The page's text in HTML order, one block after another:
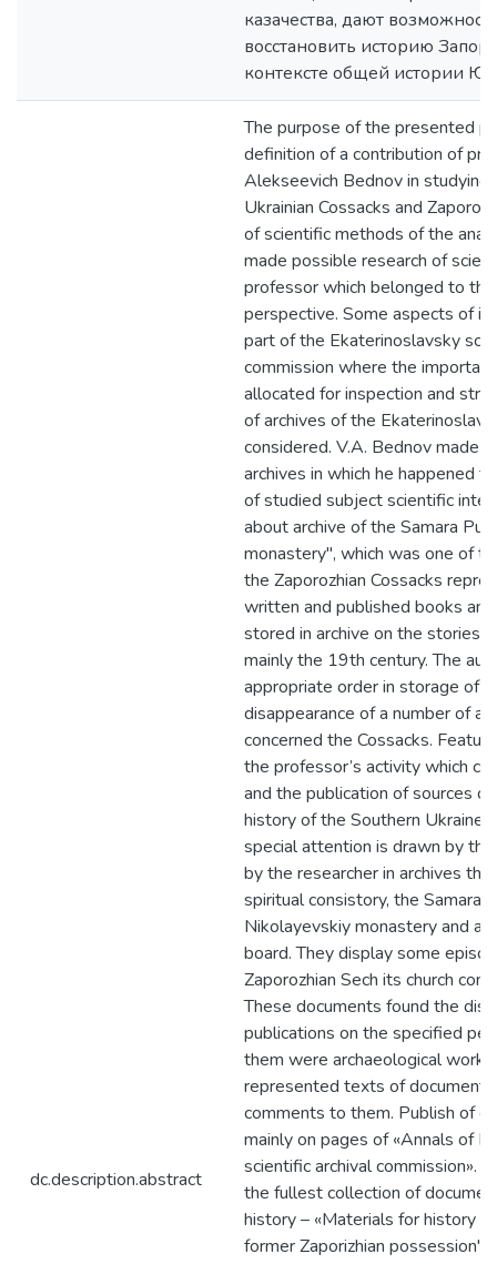
казачества, дают
восстановить историю
контексте общей истории
dc.description.abstract
The purpose of the presented
definition of a contribution of
Alekseevich Bednov in
Ukrainian Cossacks and
of scientific methods of the
made possible research of
professor which belonged to
perspective. Some aspects of
part of the Ekaterinoslavsky
commission where the
allocated for inspection and
of archives of the
considered. V.A. Bednov made
archives in which he happened
of studied subject scientific
about archive of the Samara
monastery", which was one of
the Zaporozhian Cossacks
written and published books
stored in archive on the stories
mainly the 19th century. The
appropriate order in storage of
disappearance of a number of
concerned the Cossacks.
the professor’s activity which
and the publication of sources
history of the Southern Ukraine
special attention is drawn by
by the researcher in archives
spiritual consistory, the Samara
Nikolayevskiy monastery and
board. They display some
Zaporozhian Sech its church
These documents found the
publications on the specified
them were archaeological
represented texts of
comments to them. Publish of
mainly on pages of «Annals of
scientific archival commission».
the fullest collection of
history – «Materials for history
former Zaporizhian possession",